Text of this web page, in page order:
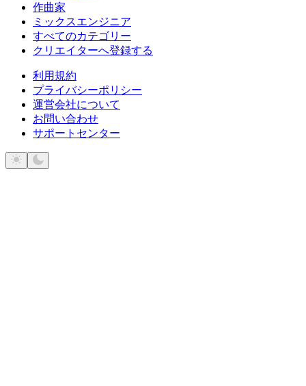
作曲家
ミックスエンジニア
すべてのカテゴリー
クリエイターへ登録する
利用規約
プライバシーポリシー
運営会社について
お問い合わせ
サポートセンター